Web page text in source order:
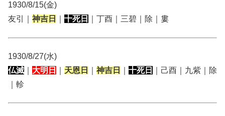
1930/8/15(金)
友引｜ 神吉日 十死日 ｜丁酉｜三碧｜除｜婁
1930/8/27(水)
仏滅
大明日 天恩日 神吉日 十死日
｜己酉｜九紫｜除
｜軫